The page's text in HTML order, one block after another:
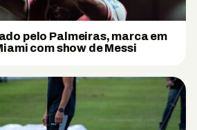
pelo Palmeiras, marca em
com show de Messi